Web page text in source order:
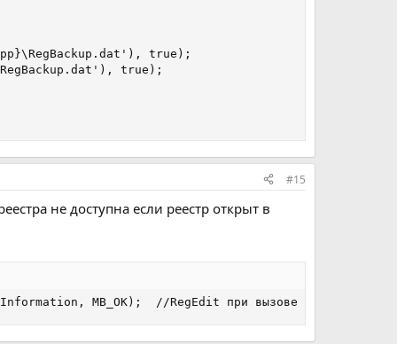
true);
true);
#15
не доступна если реестр открыт в
MB_OK);  //RegEdit при вызове должен быть